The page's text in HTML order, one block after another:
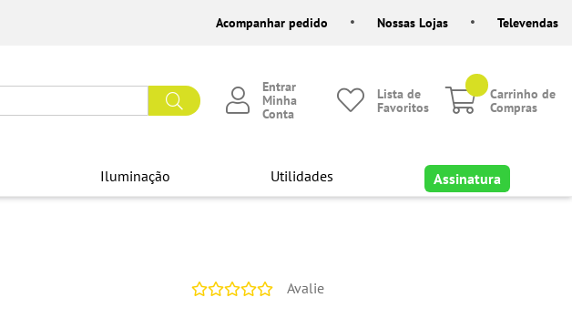
Acompanhar pedido Nossas Lojas Televendas
Entrar
Minha
Conta
Lista de
Favoritos
Carrinho de
Compras
Iluminação Utilidades Assinatura
Avalie